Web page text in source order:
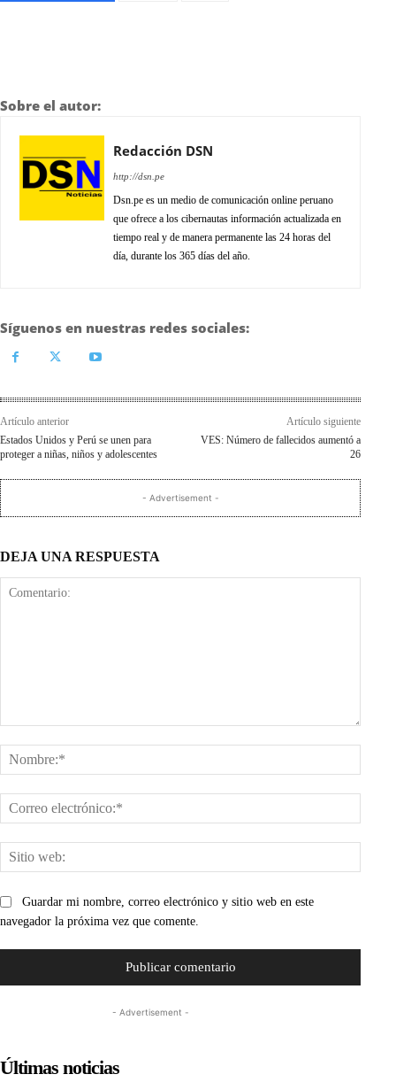
Sobre el autor:
Redacción DSN
http://dsn.pe
Dsn.pe es un medio de comunicación online peruano
que ofrece a los cibernautas información actualizada en
tiempo real y de manera permanente las 24 horas del
día, durante los 365 días del año.
Síguenos en nuestras redes sociales:
Artículo anterior
Estados Unidos y Perú se unen para
proteger a niñas, niños y adolescentes
Artículo siguiente
VES: Número de fallecidos aumentó a
26
- Advertisement -
DEJA UNA RESPUESTA
web:
Guardar mi nombre, correo electrónico y sitio web en este
navegador la próxima vez que comente.
- Advertisement -
Últimas noticias